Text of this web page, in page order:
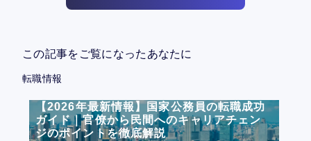
この記事をご覧になったあなたに
転職情報
【2026年最新情報】国家公務員の転職成功
ガイド｜官僚から民間へのキャリアチェン
ジのポイントを徹底解説